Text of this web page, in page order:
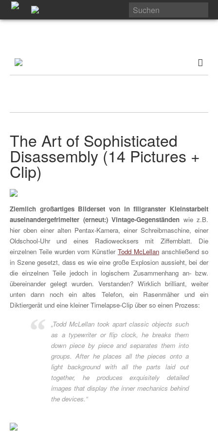
The Art of Sophisticated
Disassembly (14 Pictures +
Clip)
Ziemlich großartiges Bilderset von in filigranster Kleinstarbeit
auseinandergefrimelter (erneut:) Vintage-Gegenständen wie z.B.
hier oben einer alten Pentax-Kamera, einer Schreibmaschine, einer
Oldschool-Uhr und eines Radiowecksers mit Ziffernblatt. Die
einzelnen Teile wurden vom Künstler Todd McLellan anschließend so
in Szene gesetzt, dass es wie eine große Explosion aussieht, bei der
die einzelnen Teile jedoch in logischem Zusammenhang an- bzw.
übereinander gelegt wurden. Verstanden? Wirklich brilliant, weiter
unten dann noch ein altes Telefon, ein Rasenmäher und ein
Diktiergerät und eine kleiner Timelapse-Clip über so einen Prozess:
„Todd McLellan took apart classic objects such
as a typewriter or flip clock, he breaks them
down piece by piece and separates them into
groups. After he places all the pieces onto a
light background with all the parts laid out
together, he produces exquisitely detailed
images that display the inner mechanics behind
the devices.“